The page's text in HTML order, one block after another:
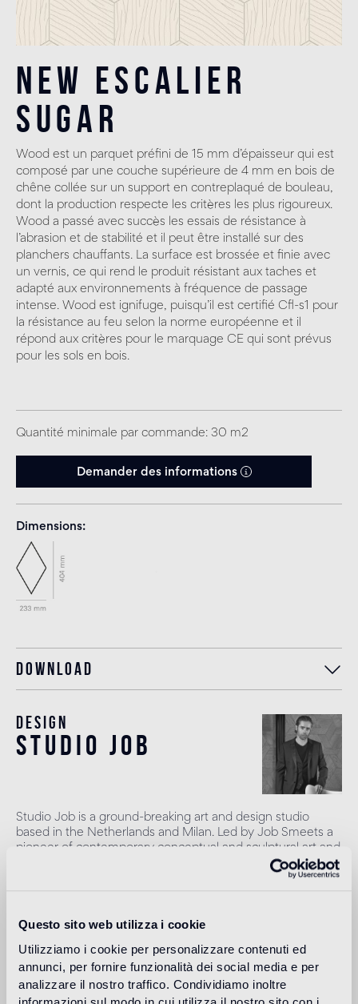
Questo sito web utilizza i cookie
Utilizziamo i cookie per personalizzare contenuti ed
annunci, per fornire funzionalità dei social media e per
analizzare il nostro traffico. Condividiamo inoltre
New Escalier
Sugar
Wood est un parquet préfini de 15 mm d’épaisseur qui est
composé par une couche supérieure de 4 mm en bois de
chêne collée sur un support en contreplaqué de bouleau,
dont la production respecte les critères les plus rigoureux.
Wood a passé avec succès les essais de résistance à
l’abrasion et de stabilité et il peut être installé sur des
planchers chauffants. La surface est brossée et finie avec
un vernis, ce qui rend le produit résistant aux taches et
adapté aux environnements à fréquence de passage
intense. Wood est ignifuge, puisqu’il est certifié Cfl-s1 pour
la résistance au feu selon la norme européenne et il
répond aux critères pour le marquage CE qui sont prévus
pour les sols en bois.
Quantité minimale par commande: 30 m2
Demander des informations
Dimensions
Download
Design
studio job
Studio Job is a ground-breaking art and design studio
based in the Netherlands and Milan. Led by Job Smeets a
pioneer of contemporary conceptual and sculptural art and
design, he founded Studio Job in 1998 in the renaissance
spirit, combining traditional and modern techniques to
projects and works in their atelier in the Netherlands. The
range of high profile clients, galleries and brands.
Lire plus